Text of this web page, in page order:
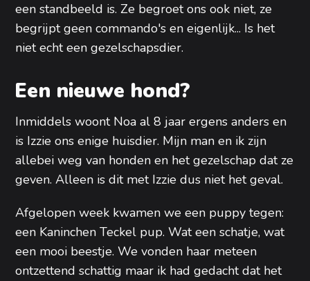
een standbeeld is. Ze begroet ons ook niet, ze
begrijpt geen commando's en eigenlijk... Is het
niet echt een gezelschapsdier.
Een nieuwe hond?
Inmiddels woont Noa al 8 jaar ergens anders en
is Izzie ons enige huisdier. Mijn man en ik zijn
allebei weg van honden en het gezelschap dat ze
geven. Alleen is dit met Izzie dus niet het geval.
Afgelopen week kwamen we een puppy tegen:
een Kaninchen Teckel pup. Wat een schatje, wat
een mooi beestje. We vonden haar meteen
ontzettend schattig maar ik had gedacht dat het